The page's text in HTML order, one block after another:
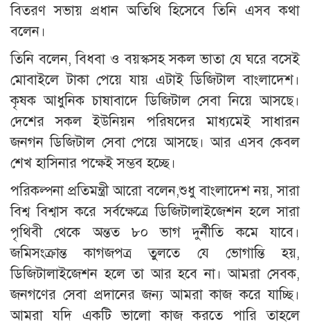
বিতরণ সভায় প্রধান অতিথি হিসেবে তিনি এসব কথা
বলেন।
তিনি বলেন, বিধবা ও বয়স্কসহ সকল ভাতা যে ঘরে বসেই
মোবাইলে টাকা পেয়ে যায় এটাই ডিজিটাল বাংলাদেশ।
কৃষক আধুনিক চাষাবাদে ডিজিটাল সেবা নিয়ে আসছে।
দেশের সকল ইউনিয়ন পরিষদের মাধ্যমেই সাধারন
জনগন ডিজিটাল সেবা পেয়ে আসছে। আর এসব কেবল
শেখ হাসিনার পক্ষেই সম্ভব হচ্ছে।
পরিকল্পনা প্রতিমন্ত্রী আরো বলেন,শুধু বাংলাদেশ নয়, সারা
বিশ্ব বিশ্বাস করে সর্বক্ষেত্রে ডিজিটালাইজেশন হলে সারা
পৃথিবী থেকে অন্তত ৮০ ভাগ দুর্নীতি কমে যাবে।
জমিসংক্রান্ত কাগজপত্র তুলতে যে ভোগান্তি হয়,
ডিজিটালাইজেশন হলে তা আর হবে না। আমরা সেবক,
জনগণের সেবা প্রদানের জন্য আমরা কাজ করে যাচ্ছি।
আমরা যদি একটি ভালো কাজ করতে পারি তাহলে